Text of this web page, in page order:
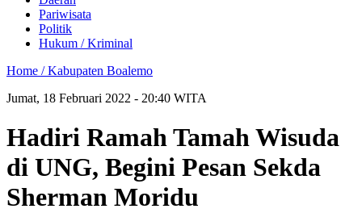
Pariwisata
Politik
Hukum / Kriminal
Home /Kabupaten Boalemo
Jumat, 18 Februari 2022 - 20:40 WITA
Hadiri Ramah Tamah Wisuda
di UNG, Begini Pesan Sekda
Sherman Moridu